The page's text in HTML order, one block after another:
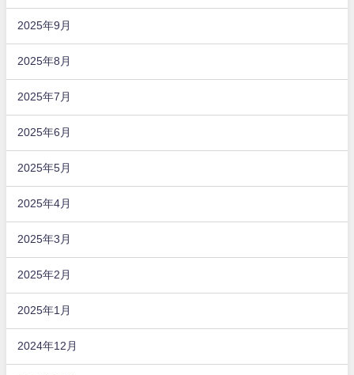
2025年9月
2025年8月
2025年7月
2025年6月
2025年5月
2025年4月
2025年3月
2025年2月
2025年1月
2024年12月